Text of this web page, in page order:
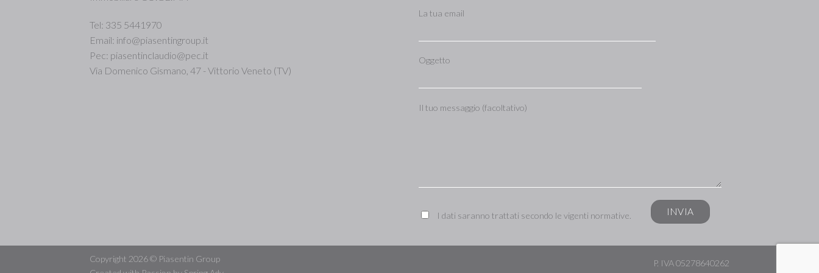
Tel: 335 5441970
Email: info@piasentingroup.it
Pec: piasentinclaudio@pec.it
Via Domenico Gismano, 47 - Vittorio Veneto (TV)
La tua email
Oggetto
Il tuo messaggio (facoltativo)
I dati saranno trattati secondo le vigenti normative.
P. IVA05278640262
Copyright 2026 © Piasentin Group